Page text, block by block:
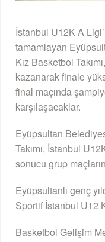
İstanbul U12K A
tamamlayan
Kız Basketbol
kazanarak finale
final maçında
karşılaşacaklar.
Eyüpsultan
Takımı, İstanbul
sonucu grup
Eyüpsultanlı genç
Sportif İstanbul U12
Basketbol Gelişim